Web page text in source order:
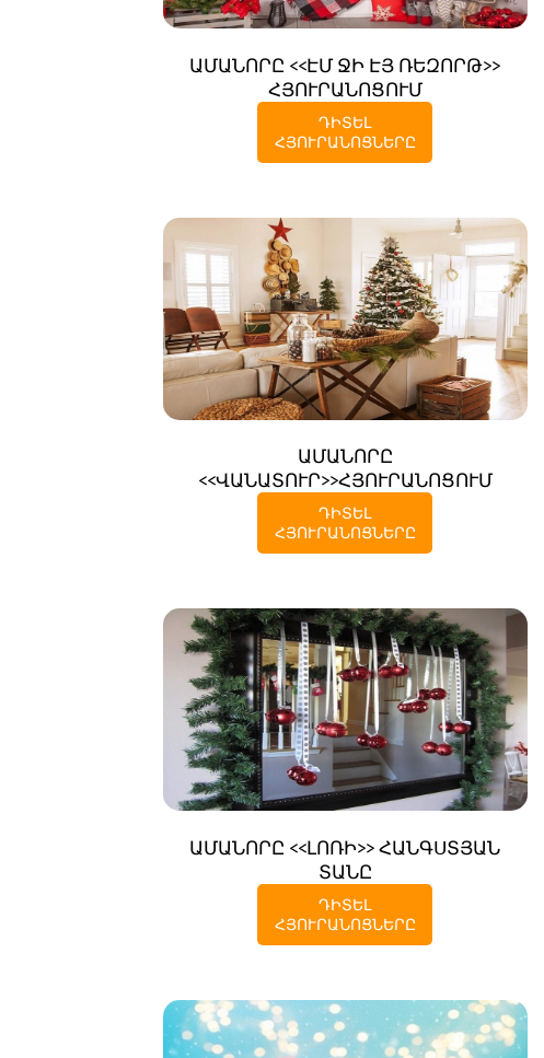
ԱՄԱՆՈՐԸ <<ԷՄ ՋԻ ԷՅ ՌԵԶՈՐԹ>>
ՀՅՈՒՐԱՆՈՑՈՒՄ
ԴԻՏԵԼ
ՀՅՈՒՐԱՆՈՑՆԵՐԸ
ԱՄԱՆՈՐԸ
<<ՎԱՆԱՏՈՒՐ>>ՀՅՈՒՐԱՆՈՑՈՒՄ
ԴԻՏԵԼ
ՀՅՈՒՐԱՆՈՑՆԵՐԸ
ԱՄԱՆՈՐԸ <<ԼՈՌԻ>> ՀԱՆԳՍՏՅԱՆ
ՏԱՆԸ
ԴԻՏԵԼ
ՀՅՈՒՐԱՆՈՑՆԵՐԸ